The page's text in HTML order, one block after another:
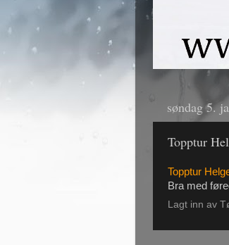
søndag 5.
Topptur
Topptur
Bra med
Lagt inn av